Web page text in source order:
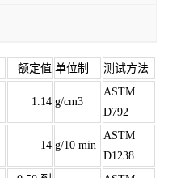
额定值 单位制 测试方法
1.14 g/cm3
ASTM
D792
14 g/10 min
ASTM
D1238